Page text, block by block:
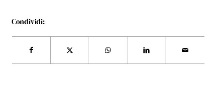
Condividi: